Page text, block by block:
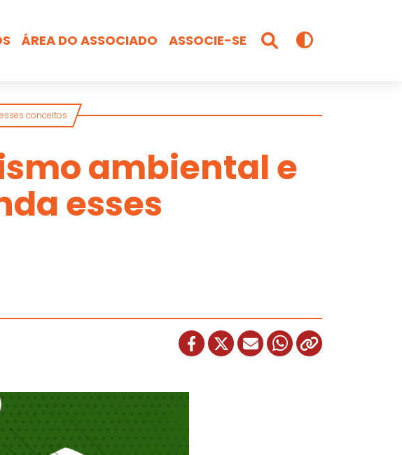
ÁREA DO ASSOCIADO ASSOCIE-SE
Busca
conceitos
ambiental e
esses